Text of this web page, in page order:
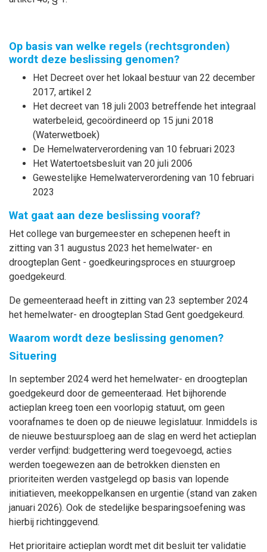
Op basis van welke regels (rechtsgronden)
wordt deze beslissing genomen?
Het Decreet over het lokaal bestuur van 22 december
2017, artikel 2
Het decreet van 18 juli 2003 betreffende het integraal
waterbeleid, gecoördineerd op 15 juni 2018
(Waterwetboek)
De Hemelwaterverordening van 10 februari 2023
Het Watertoetsbesluit van 20 juli 2006
Gewestelijke Hemelwaterverordening van 10 februari
2023
Wat gaat aan deze beslissing vooraf?
Het college van burgemeester en schepenen heeft in
zitting van 31 augustus 2023 het hemelwater- en
droogteplan Gent - goedkeuringsproces en stuurgroep
goedgekeurd.
De gemeenteraad heeft in zitting van 23 september 2024
het hemelwater- en droogteplan Stad Gent goedgekeurd.
Waarom wordt deze beslissing genomen?
Situering
In september 2024 werd het hemelwater- en droogteplan
goedgekeurd door de gemeenteraad. Het bijhorende
actieplan kreeg toen een voorlopig statuut, om geen
voorafnames te doen op de nieuwe legislatuur. Inmiddels is
de nieuwe bestuursploeg aan de slag en werd het actieplan
verder verfijnd: budgettering werd toegevoegd, acties
werden toegewezen aan de betrokken diensten en
prioriteiten werden vastgelegd op basis van lopende
initiatieven, meekoppelkansen en urgentie (stand van zaken
januari 2026). Ook de stedelijke besparingsoefening was
hierbij richtinggevend.
Het prioritaire actieplan wordt met dit besluit ter validatie